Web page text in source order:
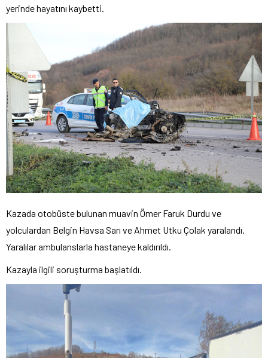
yerinde hayatını kaybetti.
Kazada otobüste bulunan muavin Ömer Faruk Durdu ve
yolculardan Belgin Havsa Sarı ve Ahmet Utku Çolak yaralandı.
Yaralılar ambulanslarla hastaneye kaldırıldı.
Kazayla ilgili soruşturma başlatıldı.